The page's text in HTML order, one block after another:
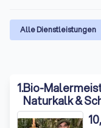
Alle Dienstleistungen
1.Bio-
Naturkalk &